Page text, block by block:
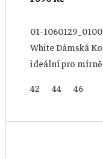
01-
White Dámská
ideální pro
42 44 46